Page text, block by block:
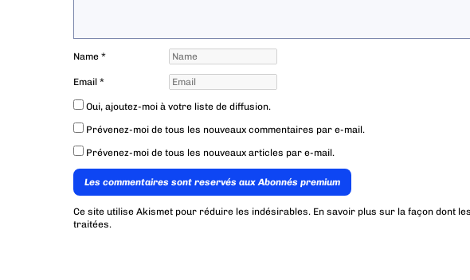
Name *
Email *
Oui, ajoutez-moi à votre liste de diffusion.
Prévenez-moi de tous les nouveaux commentaires par e-mail.
Prévenez-moi de tous les nouveaux articles par e-mail.
Les commentaires sont reservés aux Abonnés premium
Ce site utilise Akismet pour réduire les indésirables. En savoir plus sur la façon dont
traitées.